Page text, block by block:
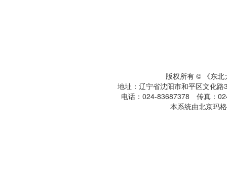
版权所有 © 《东北
地址：辽宁省沈阳市和平区文化
电话：024-83687378 传真：
本系统由北京玛